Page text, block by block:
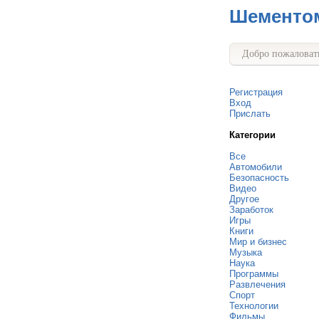
Добро
Регистрация
Вход
Прислать
Категории
Все
Автомобили
Безопасность
Видео
Другое
Заработок
Игры
Книги
Мир и бизнес
Музыка
Наука
Программы
Развлечения
Спорт
Технологии
Фильмы